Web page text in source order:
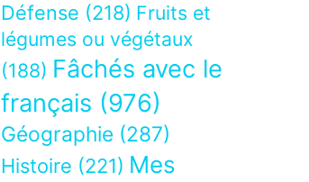
Défense (218) Fruits et
légumes ou végétaux
(188) Fâchés avec le
français (976)
Géographie (287)
Histoire (221) Mes